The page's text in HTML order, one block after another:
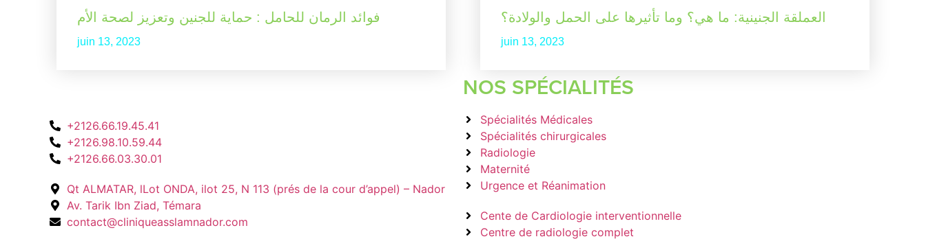
فوائد الرمان للحامل : حماية للجنين وتعزيز لصحة الأم
juin 13, 2023
العملقة الجنينية: ما هي؟ وما تأثيرها على الحمل والولادة؟
juin 13, 2023
+2126.66.19.45.41
+2126.98.10.59.44
+2126.66.03.30.01
Qt ALMATAR, lLot ONDA, ilot 25, N 113 (prés de la cour d’appel) – Nador
Av. Tarik Ibn Ziad, Témara
contact@cliniqueasslamnador.com
NOS SPÉCIALITÉS
Spécialités Médicales
Spécialités chirurgicales
Radiologie
Maternité
Urgence et Réanimation
Cente de Cardiologie interventionnelle
Centre de radiologie complet